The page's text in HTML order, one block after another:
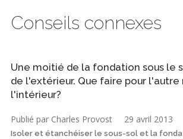
Conseils connexes
Une moitié de la fondation sous le
de l'extérieur. Que faire pour l'autre
l'intérieur?
Publié par Charles Provost 29 avril 2013
Isoler et étanchéiser le sous-sol et la